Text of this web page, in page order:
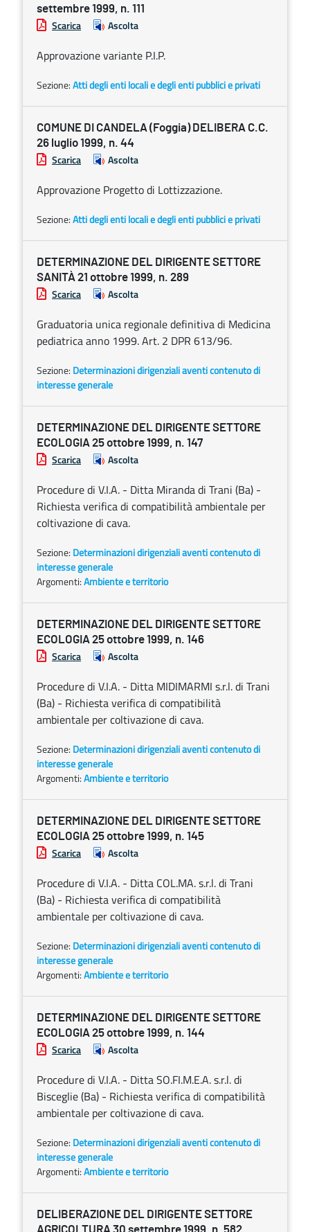
settembre 1999, n. 111
Scarica Ascolta
Approvazione variante P.I.P.
Sezione:Atti degli enti locali e degli enti pubblici e privati
COMUNE DI CANDELA (Foggia) DELIBERA C.C.
26 luglio 1999, n. 44
Scarica Ascolta
Approvazione Progetto di Lottizzazione.
Sezione:Atti degli enti locali e degli enti pubblici e privati
DETERMINAZIONE DEL DIRIGENTE SETTORE
SANITÀ 21 ottobre 1999, n. 289
Scarica Ascolta
Graduatoria unica regionale definitiva di Medicina
pediatrica anno 1999. Art. 2 DPR 613/96.
Sezione: Determinazioni dirigenziali aventi contenuto di
interesse generale
DETERMINAZIONE DEL DIRIGENTE SETTORE
ECOLOGIA 25 ottobre 1999, n. 147
Scarica Ascolta
Procedure di V.I.A. - Ditta Miranda di Trani (Ba) -
Richiesta verifica di compatibilità ambientale per
coltivazione di cava.
Sezione: Determinazioni dirigenziali aventi contenuto di
interesse generale
Argomenti:Ambiente e territorio
DETERMINAZIONE DEL DIRIGENTE SETTORE
ECOLOGIA 25 ottobre 1999, n. 146
Scarica Ascolta
Procedure di V.I.A. - Ditta MIDIMARMI s.r.l. di Trani
(Ba) - Richiesta verifica di compatibilità
ambientale per coltivazione di cava.
Sezione: Determinazioni dirigenziali aventi contenuto di
interesse generale
Argomenti:Ambiente e territorio
DETERMINAZIONE DEL DIRIGENTE SETTORE
ECOLOGIA 25 ottobre 1999, n. 145
Scarica Ascolta
Procedure di V.I.A. - Ditta COL.MA. s.r.l. di Trani
(Ba) - Richiesta verifica di compatibilità
ambientale per coltivazione di cava.
Sezione: Determinazioni dirigenziali aventi contenuto di
interesse generale
Argomenti:Ambiente e territorio
DETERMINAZIONE DEL DIRIGENTE SETTORE
ECOLOGIA 25 ottobre 1999, n. 144
Scarica Ascolta
Procedure di V.I.A. - Ditta SO.FI.M.E.A. s.r.l. di
Bisceglie (Ba) - Richiesta verifica di compatibilità
ambientale per coltivazione di cava.
Sezione: Determinazioni dirigenziali aventi contenuto di
interesse generale
Argomenti:Ambiente e territorio
DELIBERAZIONE DEL DIRIGENTE SETTORE
AGRICOLTURA 30 settembre 1999, n. 582